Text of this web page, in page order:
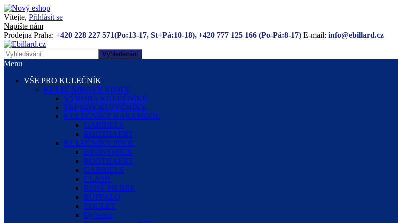
Vítejte, Přihlásit se
Napište nám
Prodejna Praha: +420 228 227 571(Po:13-17, St+Pá:10-18), +420 777 125 166 (Po-Pá:8-17) E-mail: info@ebillard.cz
Vyhledávání
Menu
VŠE PRO KULEČNÍK
KULEČNÍKOVÉ STOLY
VÝROBA KULEČNÍKŮ
TRENDY KULEČNÍKY
KULEČNÍKY KARAMBOL
GABRIELS
ROOTHAERT
KULEČNÍKY POOL
BRUNSWICK
ROOTHAERT
GABRIELS
CLASH
RENÉ PIERRE
BUFFALO
TOULET
Dynamic